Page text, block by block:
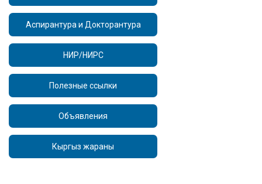
Аспирантура и Докторантура
НИР/НИРС
Полезные ссылки
Объявления
Кыргыз жараны